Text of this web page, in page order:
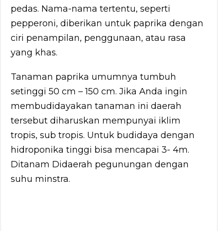
pedas. Nama-nama tertentu, seperti
pepperoni, diberikan untuk paprika dengan
ciri penampilan, penggunaan, atau rasa
yang khas.
Tanaman paprika umumnya tumbuh
setinggi 50 cm – 150 cm. Jika Anda ingin
membudidayakan tanaman ini daerah
tersebut diharuskan mempunyai iklim
tropis, sub tropis. Untuk budidaya dengan
hidroponika tinggi bisa mencapai 3- 4m.
Ditanam Didaerah pegunungan dengan
suhu minstra.